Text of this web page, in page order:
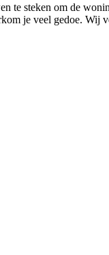
te steken om de
je veel gedoe. Wij